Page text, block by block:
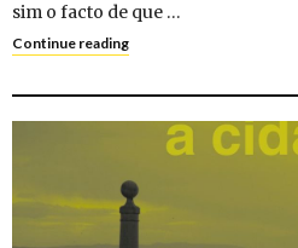
sim o facto de que …
Continue reading